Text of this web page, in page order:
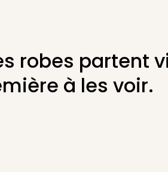
robes partent
à les voir.